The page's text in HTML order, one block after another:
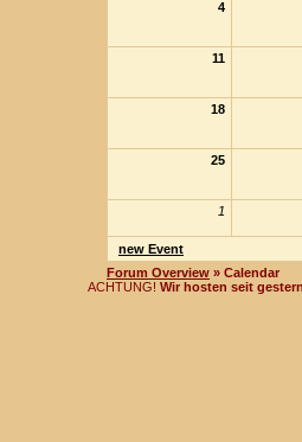
4
11
18
25
1
new Event
Forum Overview » Calendar
ACHTUNG! Wir hosten seit